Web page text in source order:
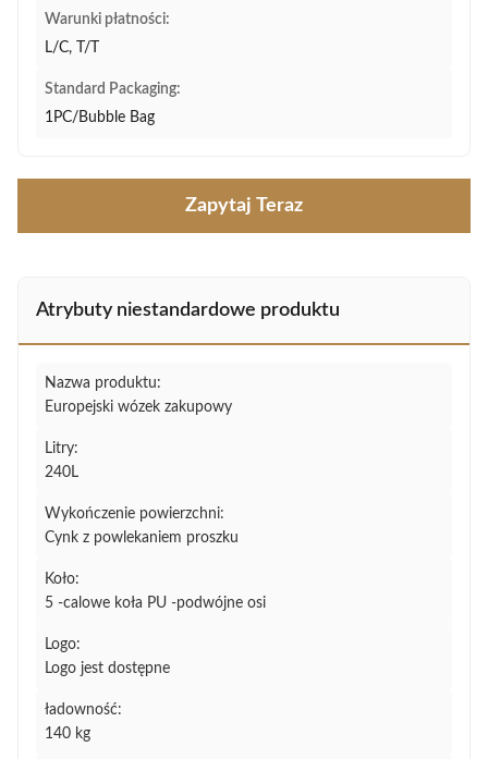
Warunki płatności:
L/C, T/T
Standard Packaging:
1PC/Bubble Bag
Zapytaj Teraz
Atrybuty niestandardowe produktu
Nazwa produktu:
Europejski wózek zakupowy
Litry:
240L
Wykończenie powierzchni:
Cynk z powlekaniem proszku
Koło:
5 -calowe koła PU -podwójne osi
Logo:
Logo jest dostępne
ładowność:
140 kg